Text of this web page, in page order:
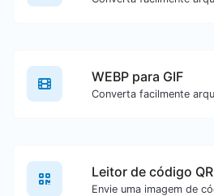
WEBP para GIF
Leitor de código QR